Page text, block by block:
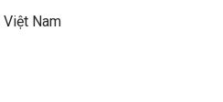
Việt Nam